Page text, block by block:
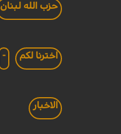
حزب الله لبنان
اخترنا لكم -
الاخبار